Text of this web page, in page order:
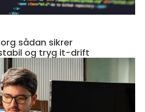
og tryg it-drift